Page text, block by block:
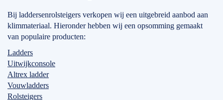
Bij laddersenrolsteigers verkopen wij een uitgebreid aanbod aan
klimmateriaal. Hieronder hebben wij een opsomming gemaakt
van populaire producten:
Ladders
Uitwijkconsole
Altrex ladder
Vouwladders
Rolsteigers